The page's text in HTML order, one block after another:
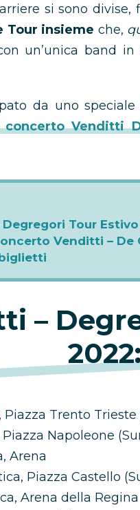
si sono
Tour insieme che,
un’unica band in
da uno speciale
Venditti
Tour
Venditti – De
–
Piazza Trento
Piazza Napoleone
Arena
Piazza Castello
Arena della Regina